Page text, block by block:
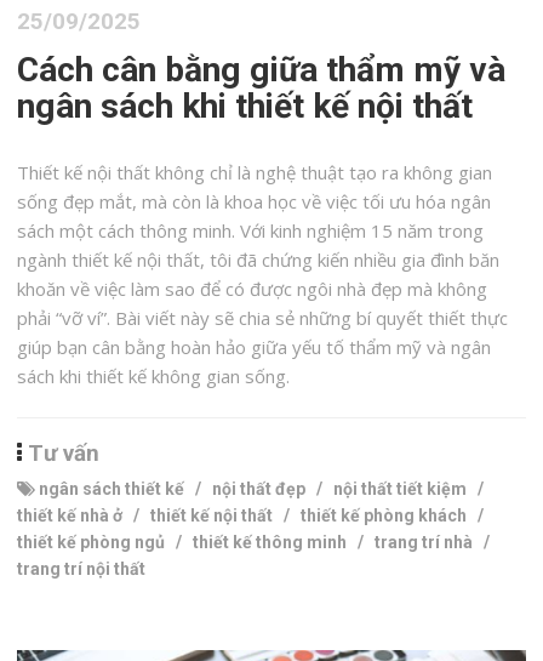
25/09/2025
Cách cân bằng giữa thẩm mỹ và
ngân sách khi thiết kế nội thất
Thiết kế nội thất không chỉ là nghệ thuật tạo ra không gian
sống đẹp mắt, mà còn là khoa học về việc tối ưu hóa ngân
sách một cách thông minh. Với kinh nghiệm 15 năm trong
ngành thiết kế nội thất, tôi đã chứng kiến nhiều gia đình băn
khoăn về việc làm sao để có được ngôi nhà đẹp mà không
phải “vỡ ví”. Bài viết này sẽ chia sẻ những bí quyết thiết thực
giúp bạn cân bằng hoàn hảo giữa yếu tố thẩm mỹ và ngân
sách khi thiết kế không gian sống.
Tư vấn
ngân sách thiết kế / nội thất đẹp / nội thất tiết kiệm /
thiết kế nhà ở /thiết kế nội thất /thiết kế phòng khách /
thiết kế phòng ngủ /thiết kế thông minh /trang trí nhà /
trang trí nội thất